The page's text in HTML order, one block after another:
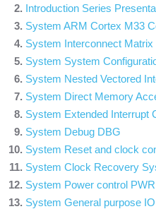
Introduction Series
System ARM Cortex M33
System Interconnect Matrix
System System
System Nested Vectored
System Direct Memory
System Extended Interrupt
System Debug DBG
System Reset and clock
System Clock Recovery
System Power control PWR
System General purpose